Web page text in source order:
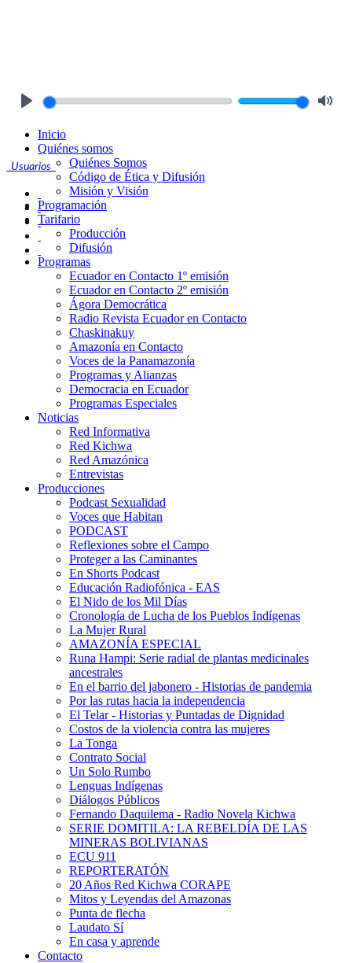
Usuarios
Inicio
Quiénes somos
Quiénes Somos
Código de Ética y Difusión
Misión y Visión
Programación
Tarifario
Producción
Difusión
Programas
Ecuador en Contacto 1º emisión
Ecuador en Contacto 2º emisión
Ágora Democrática
Radio Revista Ecuador en Contacto
Chaskinakuy
Amazonía en Contacto
Voces de la Panamazonía
Programas y Alianzas
Democracia en Ecuador
Programas Especiales
Noticias
Red Informativa
Red Kichwa
Red Amazónica
Entrevistas
Producciones
Podcast Sexualidad
Voces que Habitan
PODCAST
Reflexiones sobre el Campo
Proteger a las Caminantes
En Shorts Podcast
Educación Radiofónica - EAS
El Nido de los Mil Días
Cronología de Lucha de los Pueblos Indígenas
La Mujer Rural
AMAZONÍA ESPECIAL
Runa Hampi: Serie radial de plantas medicinales
ancestrales
En el barrio del jabonero - Historias de pandemia
Por las rutas hacia la independencia
El Telar - Historias y Puntadas de Dignidad
Costos de la violencia contra las mujeres
La Tonga
Contrato Social
Un Solo Rumbo
Lenguas Indígenas
Diálogos Públicos
Fernando Daquilema - Radio Novela Kichwa
SERIE DOMITILA: LA REBELDÍA DE LAS
MINERAS BOLIVIANAS
ECU 911
REPORTERATÓN
20 Años Red Kichwa CORAPE
Mitos y Leyendas del Amazonas
Punta de flecha
Laudato Sí
En casa y aprende
Contacto